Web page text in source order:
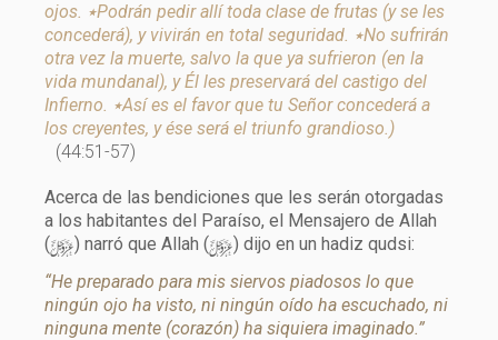
ojos. ٭Podrán pedir allí toda clase de frutas (y se les
concederá), y vivirán en total seguridad. ٭No sufrirán
otra vez la muerte, salvo la que ya sufrieron (en la
vida mundanal), y Él les preservará del castigo del
Infierno. ٭Así es el favor que tu Señor concederá a
los creyentes, y ése será el triunfo grandioso.)
(44:51-57)
Acerca de las bendiciones que les serán otorgadas
a los habitantes del Paraíso, el Mensajero de Allah
(y) narró que Allah (y) dijo en un hadiz qudsi:
“He preparado para mis siervos piadosos lo que
ningún ojo ha visto, ni ningún oído ha escuchado, ni
ninguna mente (corazón) ha siquiera imaginado.”